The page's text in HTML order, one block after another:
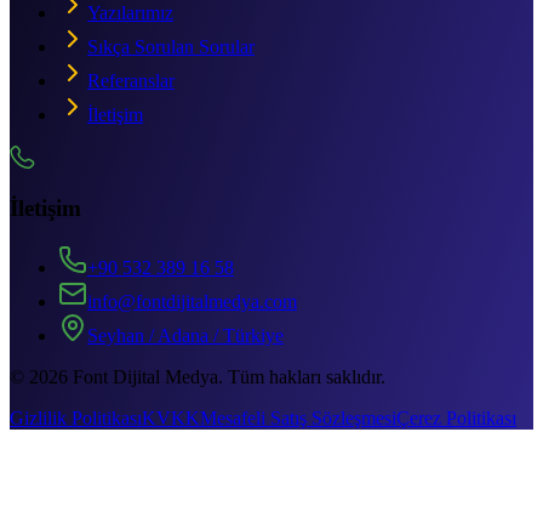
Yazılarımız
Sıkça Sorulan Sorular
Referanslar
İletişim
İletişim
+90 532 389 16 58
info@fontdijitalmedya.com
Seyhan / Adana / Türkiye
© 2026 Font Dijital Medya. Tüm hakları saklıdır.
Gizlilik PolitikasıKVKKMesafeli Satış SözleşmesiÇerez Politikası